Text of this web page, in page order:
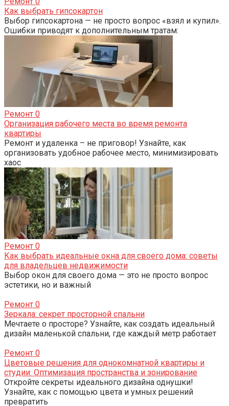
Как выбрать гипсокартон
Выбор гипсокартона — не просто вопрос «взял и купил».
Ошибки приводят к дополнительным тратам:
Ремонт 0
Организация рабочего места во время ремонта
квартиры
Ремонт и удаленка – не приговор! Узнайте, как
организовать удобное рабочее место, минимизировать
хаос
Ремонт 0
Как выбрать идеальные окна для своего дома: советы
для владельцев недвижимости
Выбор окон для своего дома — это не просто вопрос
эстетики, но и важный
Ремонт 0
Зеркала: секрет просторной спальни
Мечтаете о просторе? Узнайте, как создать идеальный
дизайн маленькой спальни, где каждый метр работает
Ремонт 0
Цветовые решения для однокомнатной квартиры и
студии: Оптимизация пространства и зонирование
Откройте секреты идеального дизайна однушки!
Узнайте, как с помощью цвета и умных решений
превратить